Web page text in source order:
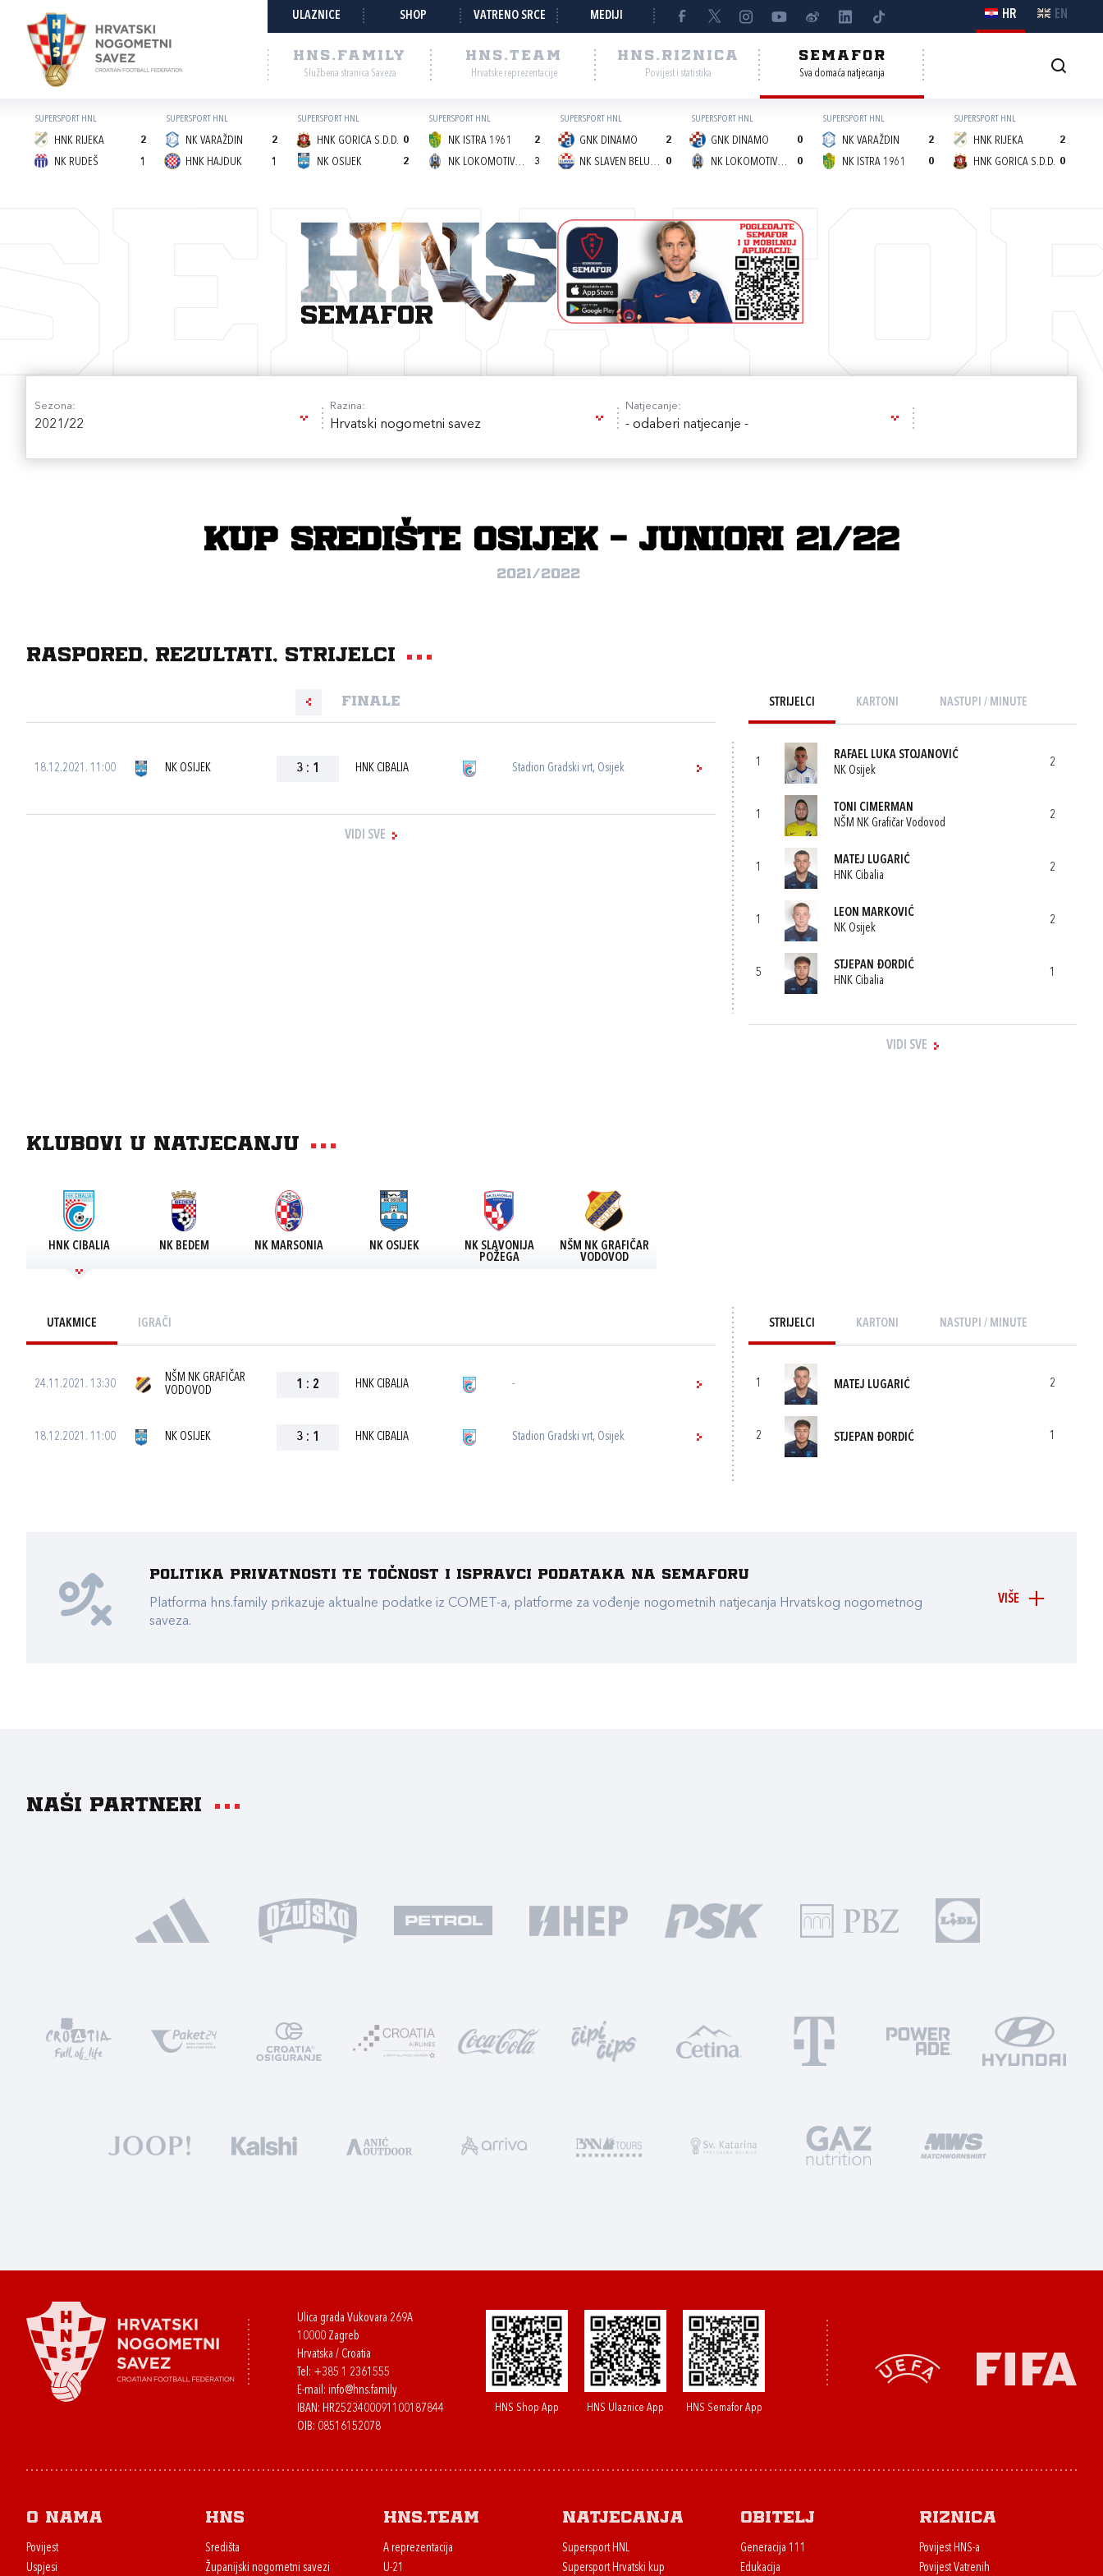
ULAZNICE SHOP VATRENO SRCE MEDIJI HR EN
HNS.FAMILY
Službena stranica Saveza
HNS.TEAM
Hrvatske reprezentacije
HNS.RIZNICA
Povijest i statistika
SEMAFOR
Sva domaća natjecanja
SUPERSPORT HNL
HNK RIJEKA
2
1
NK RUDEŠ
SUPERSPORT HNL
NK VARAŽDIN
2
1
HNK HAJDUK
SUPERSPORT HNL
HNK GORICA S.D.D. 0
2
NK OSIJEK
SUPERSPORT HNL
NK ISTRA 1961
2
3
NK LOKOMOTIVA (Z)
SUPERSPORT HNL
GNK DINAMO
2
0
NK SLAVEN BELUPO
SUPERSPORT HNL
GNK DINAMO
0
0
NK LOKOMOTIVA (Z)
SUPERSPORT HNL
NK VARAŽDIN
2
0
NK ISTRA 1961
SUPERSPORT HNL
HNK RIJEKA
2
0
HNK GORICA S.D.D.
semafor
Sezona:
2021/22
Razina:
Hrvatski nogometni savez
Natjecanje:
- odaberi natjecanje -
Kup Središte Osijek - juniori 21/22
2021/2022
Raspored, rezultati, strijelci
Finale
18.12.2021. 11:00 NK OSIJEK 3 : 1 HNK CIBALIA Stadion Gradski vrt, Osijek
VIDI SVE
STRIJELCI KARTONI NASTUPI / MINUTE
1
RAFAEL LUKA STOJANOVIĆ
NK Osijek
2
1
TONI CIMERMAN
NŠM NK Grafičar Vodovod
2
1
MATEJ LUGARIĆ
HNK Cibalia
2
1
LEON MARKOVIĆ
NK Osijek
2
5
STJEPAN ĐORDIĆ
HNK Cibalia
1
VIDI SVE
Klubovi u natjecanju
HNK CIBALIA NK BEDEM NK MARSONIA NK OSIJEK
NK SLAVONIJA
POŽEGA
NŠM NK GRAFIČAR
VODOVOD
UTAKMICE IGRAČI
24.11.2021. 13:30
NŠM NK GRAFIČAR
VODOVOD
1 : 2 HNK CIBALIA -
18.12.2021. 11:00 NK OSIJEK 3 : 1 HNK CIBALIA Stadion Gradski vrt, Osijek
STRIJELCI KARTONI NASTUPI / MINUTE
1 MATEJ LUGARIĆ 2
2 STJEPAN ĐORDIĆ 1
VIŠE
Politika privatnosti te točnost i ispravci podataka na Semaforu
Platforma hns.family prikazuje aktualne podatke iz COMET-a, platforme za vođenje nogometnih natjecanja Hrvatskog nogometnog
saveza.
Naši partneri
Ulica grada Vukovara 269A
10000 Zagreb
Hrvatska / Croatia
Tel: +385 1 2361555
E-mail: info@hns.family
IBAN: HR2523400091100187844
OIB: 08516152078
HNS Shop App HNS Ulaznice App HNS Semafor App
O nama
Povijest
Uspjesi
HNS
Središta
Županijski nogometni savezi
HNS.team
A reprezentacija
U-21
Natjecanja
Supersport HNL
Supersport Hrvatski kup
Obitelj
Generacija 111
Edukacija
Riznica
Povijest HNS-a
Povijest Vatrenih